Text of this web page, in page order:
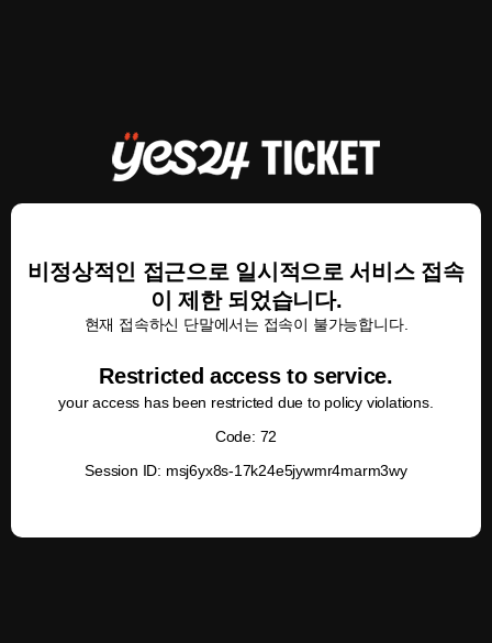
비정상적인 접근으로 일시적으로 서비스 접속
이 제한 되었습니다.
현재 접속하신 단말에서는 접속이 불가능합니다.
Restricted access to service.
your access has been restricted due to policy violations.
Code: 72
Session ID: msj6yx8s-17k24e5jywmr4marm3wy